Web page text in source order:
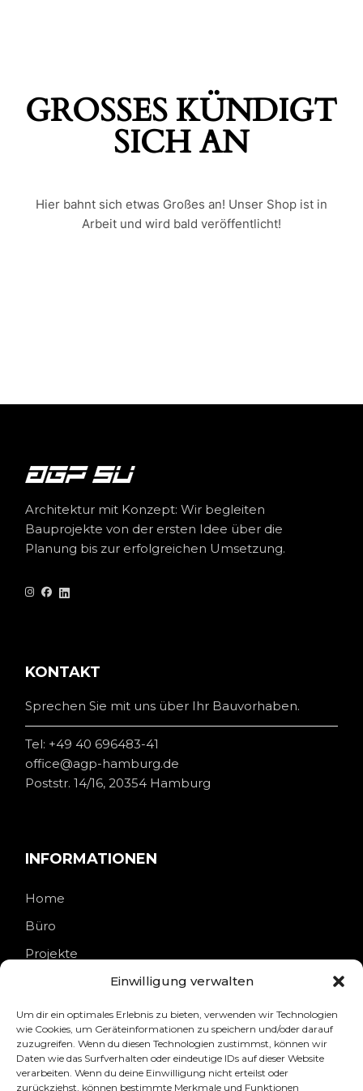
Einwilligung verwalten
Um dir ein optimales Erlebnis zu bieten, verwenden wir Technologien
wie Cookies, um Geräteinformationen zu speichern und/oder darauf
zuzugreifen. Wenn du diesen Technologien zustimmst, können wir
Daten wie das Surfverhalten oder eindeutige IDs auf dieser Website
verarbeiten. Wenn du deine Einwilligung nicht erteilst oder
zurückziehst, können bestimmte Merkmale und Funktionen
GROSSES KÜNDIGT S
ICH AN
Hier bahnt sich etwas Großes an! Unser Shop ist in
Arbeit und wird bald veröffentlicht!
Architektur mit Konzept: Wir begleiten
Bauprojekte von der ersten Idee über die
Planung bis zur erfolgreichen Umsetzung.
KONTAKT
Sprechen Sie mit uns über Ihr Bauvorhaben.
Tel: +49 40 696483-41
office@agp-hamburg.de
Poststr. 14/16, 20354 Hamburg
INFORMATIONEN
Home
Büro
Projekte
RECHTLICHES